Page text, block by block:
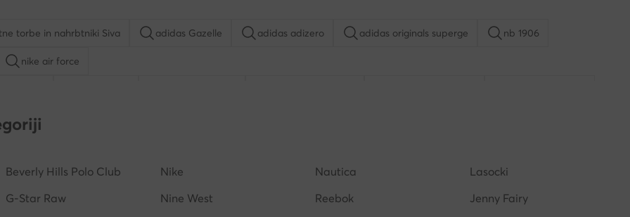
torbe in nahrbtniki Siva adidas Gazelle adidas adizero adidas originals superge nb 1906
nike air force
Beverly Hills Polo Club Nike Nautica
Lasocki
G-Star Raw Nine West Reebok
Jenny Fairy